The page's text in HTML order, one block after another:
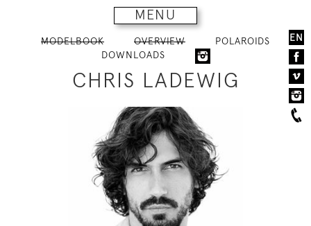
MENU
EN
MODELBOOK OVERVIEW
POLAROIDS
DOWNLOADS
CHRIS LADEWIG